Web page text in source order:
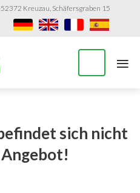
Kreuzau, Schäfersgraben 15
≡
sich nicht